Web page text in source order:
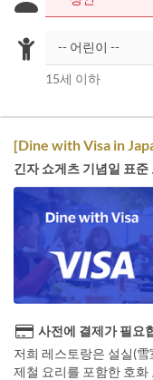
15세 이하
[Dine with Visa in
긴자 쇼게츠 기념일 표준
사전에 결제가 필요
저희 레스토랑은 설실(
제철 요리를 포함한 호